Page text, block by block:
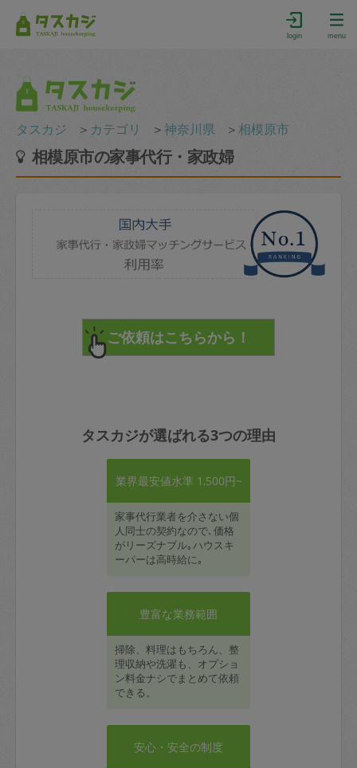
login menu
タスカジ ＞ カテゴリ ＞神奈川県 ＞相模原市
相模原市の家事代行・家政婦
タスカジが選ばれる3つの理由
業界最安値水準 1,500円~
家事代行業者を介さない個
人同士の契約なので､価格
がリーズナブル｡ハウスキ
ーパーは高時給に｡
豊富な業務範囲
掃除、料理はもちろん、整
理収納や洗濯も、オプショ
ン料金ナシでまとめて依頼
できる。
安心・安全の制度